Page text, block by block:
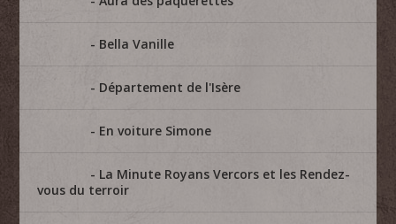
Bella Vanille
Département de l'Isère
En voiture Simone
La Minute Royans Vercors et les Rendez-
vous du terroir